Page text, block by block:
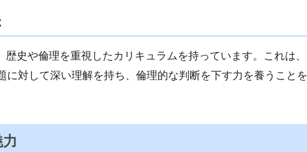
歴史や倫理を重視したカリキュラムを持っています。これは、
に対して深い理解を持ち、倫理的な判断を下す力を養うことを